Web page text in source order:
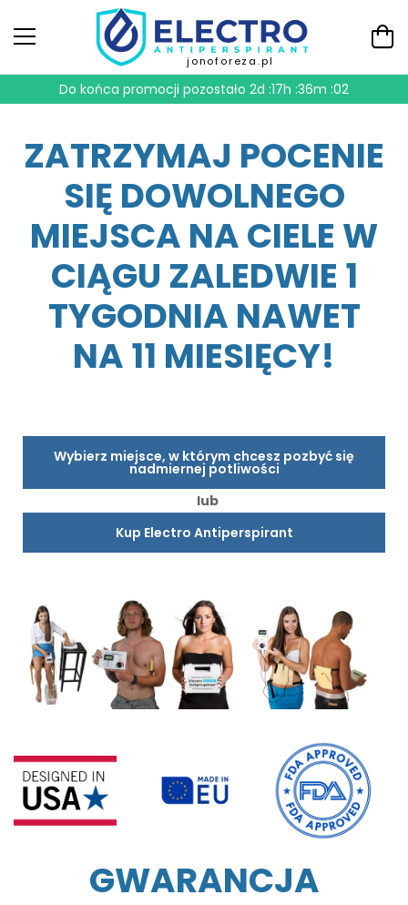
jonoforeza.pl
Do końca promocji pozostało2d :17h :36m :01
ZATRZYMAJ POCENIE
SIĘ DOWOLNEGO
MIEJSCA NA CIELE W
CIĄGU ZALEDWIE 1
TYGODNIA NAWET
NA 11 MIESIĘCY!
Wybierz miejsce, w którym chcesz pozbyć się
nadmiernej potliwości
lub
Kup Electro Antiperspirant
GWARANCJA